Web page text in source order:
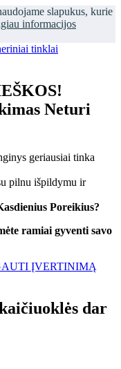
slapukus, kurie
informacijos
Neturi
geriausiai tinka
pilnu išpildymu ir
Poreikius?
ramiai gyventi savo
ĮVERTINIMĄ
dar